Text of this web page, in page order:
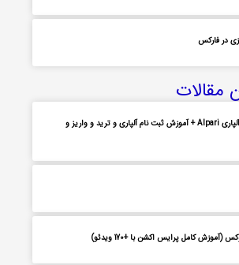
در فارکس
مقالات
نقد و بررسی بروکر آلپاری Alpari + آموزش ثبت نام آلپاری و ترید و واریز و
(آموزش کامل پرایس اکشن با +170 ویدئو)